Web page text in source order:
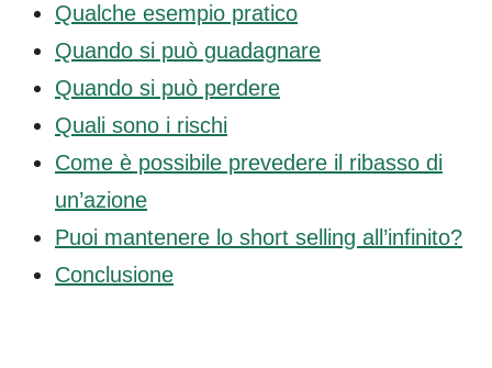
Qualche esempio pratico
Quando si può guadagnare
Quando si può perdere
Quali sono i rischi
Come è possibile prevedere il ribasso di
un’azione
Puoi mantenere lo short selling all’infinito?
Conclusione